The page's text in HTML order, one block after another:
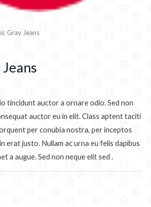
Gray Jeans
tincidunt auctor a ornare odio. Sed non
auctor eu in elit. Class aptent taciti
per conubia nostra, per inceptos
erat justo. Nullam ac urna eu felis dapibus
a augue. Sed non neque elit sed .